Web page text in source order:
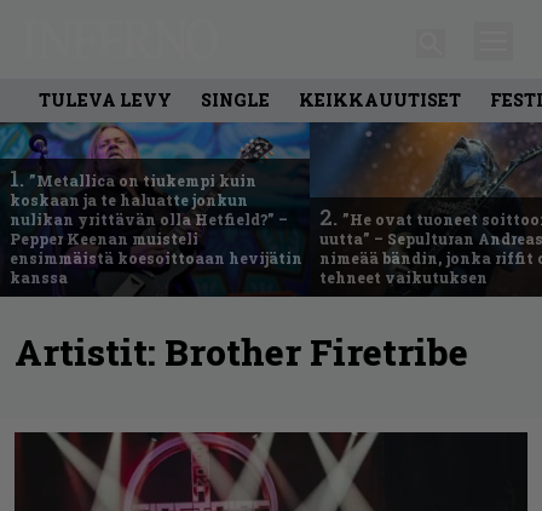
TULEVA LEVY SINGLE KEIKKAUUTISET
1. ”Metallica on tiukempi kuin
koskaan ja te haluatte jonkun
nulikan yrittävän olla Hetfield?” –
Pepper Keenan muisteli
ensimmäistä koesoittoaan hevijätin
kanssa
2. ”He ovat tuoneet
uutta” – Sepulturan
nimeää bändin, jonka riffit
tehneet vaikutuksen
Artistit: Brother Firetribe